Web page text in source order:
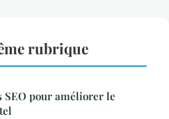
rubrique
SEO pour améliorer le